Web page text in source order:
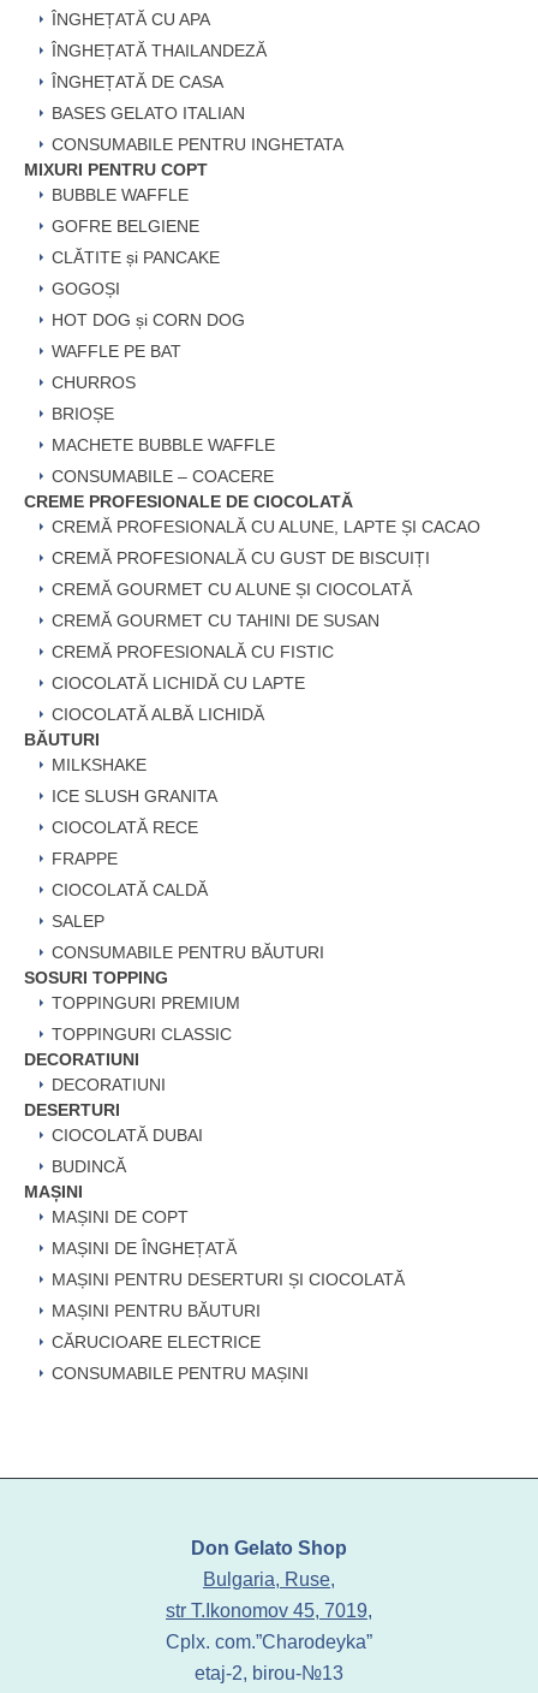
ÎNGHEȚATĂ CU APA
ÎNGHEȚATĂ THAILANDEZĂ
ÎNGHEȚATĂ DE CASA
BASES GELATO ITALIAN
CONSUMABILE PENTRU INGHETATA
MIXURI PENTRU COPT
BUBBLE WAFFLE
GOFRE BELGIENE
CLĂTITE și PANCAKE
GOGOȘI
HOT DOG și CORN DOG
WAFFLE PE BAT
CHURROS
BRIOȘE
MACHETE BUBBLE WAFFLE
CONSUMABILE – COACERE
CREME PROFESIONALE DE CIOCOLATĂ
CREMĂ PROFESIONALĂ CU ALUNE, LAPTE ȘI CACAO
CREMĂ PROFESIONALĂ CU GUST DE BISCUIȚI
CREMĂ GOURMET CU ALUNE ȘI CIOCOLATĂ
CREMĂ GOURMET CU TAHINI DE SUSAN
CREMĂ PROFESIONALĂ CU FISTIC
CIOCOLATĂ LICHIDĂ CU LAPTE
CIOCOLATĂ ALBĂ LICHIDĂ
BĂUTURI
MILKSHAKE
ICE SLUSH GRANITA
CIOCOLATĂ RECE
FRAPPE
CIOCOLATĂ CALDĂ
SALEP
CONSUMABILE PENTRU BĂUTURI
SOSURI TOPPING
TOPPINGURI PREMIUM
TOPPINGURI CLASSIC
DECORATIUNI
DECORATIUNI
DESERTURI
CIOCOLATĂ DUBAI
BUDINCĂ
MAȘINI
MAȘINI DE COPT
MAȘINI DE ÎNGHEȚATĂ
MAȘINI PENTRU DESERTURI ȘI CIOCOLATĂ
MAȘINI PENTRU BĂUTURI
CĂRUCIOARE ELECTRICE
CONSUMABILE PENTRU MAȘINI
Don Gelato Shop
Bulgaria, Ruse,
str T.Ikonomov 45, 7019,
Cplx. com.”Charodeyka”
etaj-2, birou-№13